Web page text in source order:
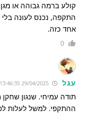
קולע ברמה גבוהה או
התקפה, נכנס לעונה
אחד כזה.
0
עגל
תודה עמיחי. שנגון שחקן
ההתקפי. למשל לעלות